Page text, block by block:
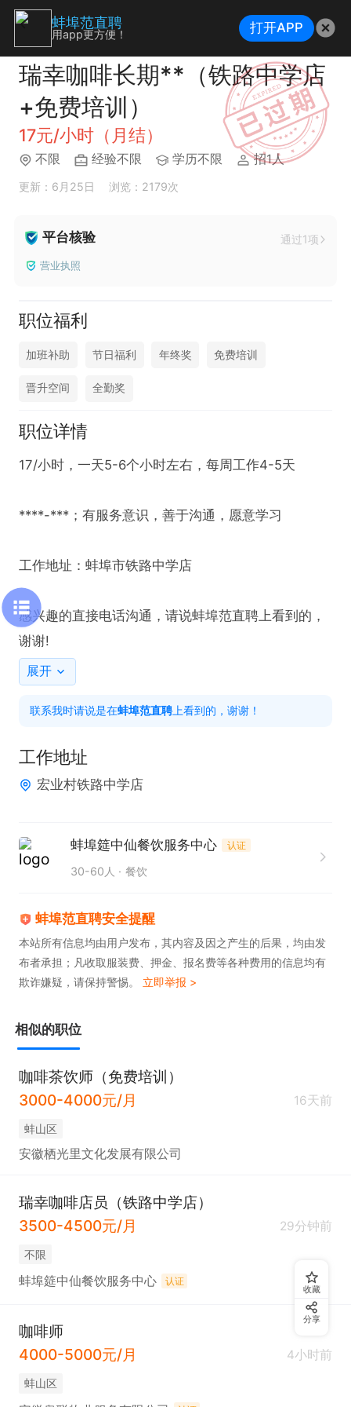
瑞幸咖啡长期**（铁路中学店
+免费培训）
17元/小时（月结）
不限 经验不限 学历不限 招1人
更新：6月25日 浏览：2179次
平台核验 通过1项
营业执照
职位福利
加班补助 节日福利 年终奖 免费培训
晋升空间 全勤奖
职位详情
17/小时，一天5-6个小时左右，每周工作4-5天
****-***；有服务意识，善于沟通，愿意学习
工作地址：蚌埠市铁路中学店
感兴趣的直接电话沟通，请说蚌埠范直聘上看到的，
谢谢!
展开
联系我时请说是在蚌埠范直聘 上看到的，谢谢！
工作地址
宏业村铁路中学店
蚌埠筵中仙餐饮服务中心 认证
30-60人 餐饮
蚌埠范直聘安全提醒
本站所有信息均由用户发布，其内容及因之产生的后果，均由发
布者承担；凡收取服装费、押金、报名费等各种费用的信息均有
欺诈嫌疑，请保持警惕。 立即举报 >
相似的职位
咖啡茶饮师（免费培训）
3000-4000元/月
16天前
蚌山区
安徽栖光里文化发展有限公司
瑞幸咖啡店员（铁路中学店）
3500-4500元/月
29分钟前
不限
蚌埠筵中仙餐饮服务中心 认证
咖啡师
4000-5000元/月
4小时前
蚌山区
收藏
分享
蚌埠范直聘
用app更方便！ 打开APP